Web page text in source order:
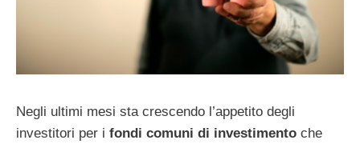
Negli ultimi mesi sta crescendo l’appetito degli
investitori per i fondi comuni di investimento che